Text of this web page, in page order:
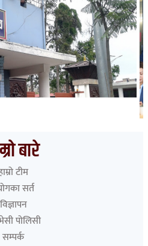
बारे
टीम
सर्त
विज्ञापन
पोलिसी
सम्पर्क